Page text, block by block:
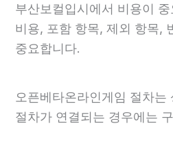
부산보컬입시에서 비용이
비용, 포함 항목, 제외 항목,
중요합니다.
오픈베타온라인게임 절차
절차가 연결되는 경우에는